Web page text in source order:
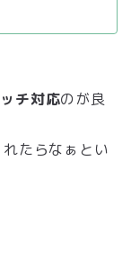
チ対応のが良
たらなぁとい